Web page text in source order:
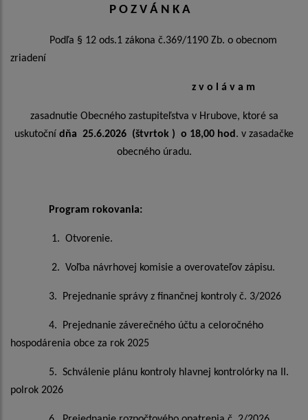
P O Z V Á N K A
Podľa § 12 ods.1 zákona č.369/1190 Zb. o obecnom
zriadení
z v o l á v a m
zasadnutie Obecného zastupiteľstva v Hrubove, ktoré sa
uskutoční dňa 25.6.2026 (štvrtok ) o 18,00 hod . v zasadačke
obecného úradu.
Program rokovania:
1. Otvorenie.
2. Voľba návrhovej komisie a overovateľov zápisu.
3. Prejednanie správy z finančnej kontroly č. 3/2026
4. Prejednanie záverečného účtu a celoročného
hospodárenia obce za rok 2025
5. Schválenie plánu kontroly hlavnej kontrolórky na II.
polrok 2026